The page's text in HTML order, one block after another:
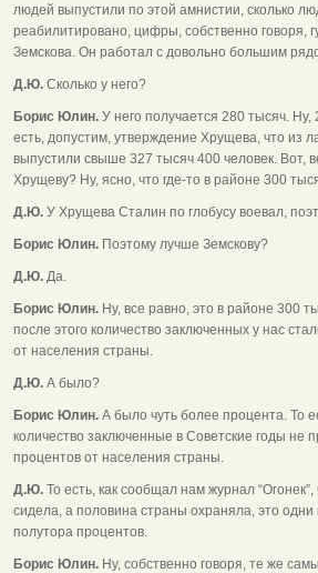
людей выпустили по этой амнистии, сколько
реабилитировано, цифры, собственно говоря,
Земскова. Он работал с довольно большим
Д.Ю. Сколько у него?
Борис Юлин. У него получается 280 тысяч.
есть, допустим, утверждение Хрущева, что из
выпустили свыше 327 тысяч 400 человек. Вот,
Хрущеву? Ну, ясно, что где-то в районе 300
Д.Ю. У Хрущева Сталин по глобусу воевал,
Борис Юлин. Поэтому лучше Земскову?
Д.Ю. Да.
Борис Юлин. Ну, все равно, это в районе 300
после этого количество заключенных у нас
от населения страны.
Д.Ю. А было?
Борис Юлин. А было чуть более процента. То
количество заключенные в Советские годы не
процентов от населения страны.
Д.Ю. То есть, как сообщал нам журнал
сидела, а половина страны охраняла, это одни
полутора процентов.
Борис Юлин. Ну, собственно говоря, те же